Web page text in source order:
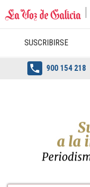
SUSCRIBIRSE
 900 154 218